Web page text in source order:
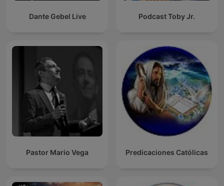
Dante Gebel Live Podcast Toby Jr.
Pastor Mario Vega Predicaciones Católicas